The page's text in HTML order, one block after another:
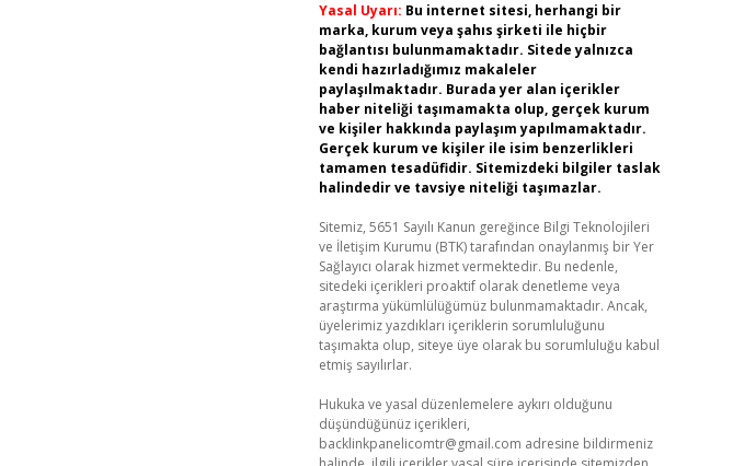
Yasal Uyarı: Bu internet sitesi, herhangi bir
marka, kurum veya şahıs şirketi ile hiçbir
bağlantısı bulunmamaktadır. Sitede yalnızca
kendi hazırladığımız makaleler
paylaşılmaktadır. Burada yer alan içerikler
haber niteliği taşımamakta olup, gerçek kurum
ve kişiler hakkında paylaşım yapılmamaktadır.
Gerçek kurum ve kişiler ile isim benzerlikleri
tamamen tesadüfidir. Sitemizdeki bilgiler taslak
halindedir ve tavsiye niteliği taşımazlar.
Sitemiz, 5651 Sayılı Kanun gereğince Bilgi Teknolojileri
ve İletişim Kurumu (BTK) tarafından onaylanmış bir Yer
Sağlayıcı olarak hizmet vermektedir. Bu nedenle,
sitedeki içerikleri proaktif olarak denetleme veya
araştırma yükümlülüğümüz bulunmamaktadır. Ancak,
üyelerimiz yazdıkları içeriklerin sorumluluğunu
taşımakta olup, siteye üye olarak bu sorumluluğu kabul
etmiş sayılırlar.
Hukuka ve yasal düzenlemelere aykırı olduğunu
düşündüğünüz içerikleri,
backlinkpanelicomtr@gmail.com adresine bildirmeniz